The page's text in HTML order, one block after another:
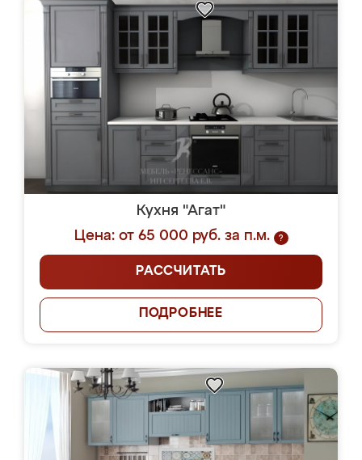
Кухня "Агат"
Цена: от 65 000 руб. за п.м.
?
РАССЧИТАТЬ
ПОДРОБНЕЕ